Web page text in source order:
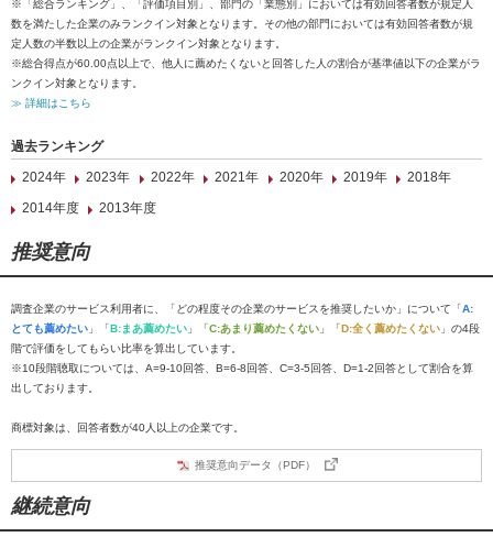
※「総合ランキング」、「評価項目別」、部門の「業態別」においては有効回答者数が規定人
数を満たした企業のみランクイン対象となります。その他の部門においては有効回答者数が規
定人数の半数以上の企業がランクイン対象となります。
※総合得点が60.00点以上で、他人に薦めたくないと回答した人の割合が基準値以下の企業がラ
ンクイン対象となります。
≫ 詳細はこちら
過去ランキング
2024年
2023年 2022年 2021年 2020年 2019年
2018年
2014年度
2013年度
推奨意向
調査企業のサービス利用者に、「どの程度その企業のサービスを推奨したいか」について「A:
とても薦めたい 」「B:まあ薦めたい 」「C:あまり薦めたくない 」「D:全く薦めたくない 」の4段
階で評価をしてもらい比率を算出しています。
※10段階聴取については、A=9-10回答、B=6-8回答、C=3-5回答、D=1-2回答として割合を算
出しております。
商標対象は、回答者数が40人以上の企業です。
推奨意向データ（PDF）
継続意向